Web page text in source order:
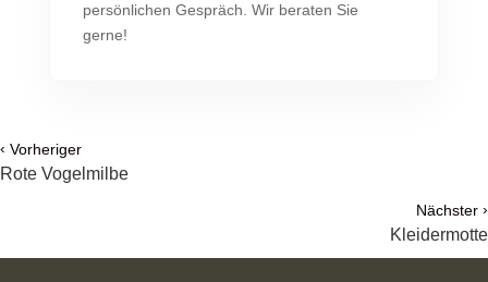
persönlichen Gespräch. Wir beraten Sie
gerne!
‹ Vorheriger
Rote Vogelmilbe
Nächster ›
Kleidermotte